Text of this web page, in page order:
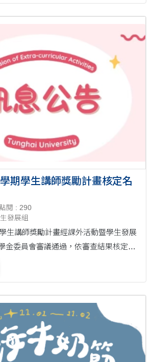
期學生講師獎勵計畫核定名
點閱 : 290
發展組
生講師獎勵計畫經課外活動暨學生發展
金委員會審議通過，依審查結果核定獎